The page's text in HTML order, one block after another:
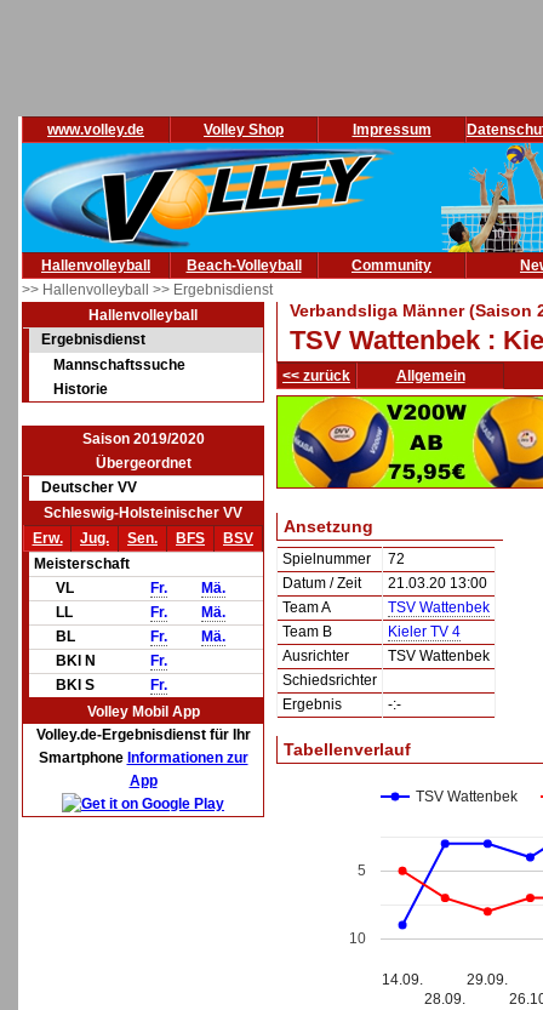
www.volley.de Volley Shop Impressum
Hallenvolleyball Beach-Volleyball Community
>> Hallenvolleyball >> Ergebnisdienst
Hallenvolleyball
Ergebnisdienst
Mannschaftssuche
Historie
Saison 2019/2020
Übergeordnet
Deutscher VV
Schleswig-Holsteinischer VV
Erw.
Jug. Sen. BFS
BSV
Meisterschaft
VL
Fr.
Mä.
LL
Fr.
Mä.
BL
Fr.
Mä.
BKl N
Fr.
BKl S
Fr.
Volley Mobil App
Volley.de-Ergebnisdienst für Ihr
Smartphone Informationen zur
App
Verbandsliga Männer (Saison
TSV Wattenbek :
<< zurück Allgemein
Ansetzung
Spielnummer
72
Datum / Zeit
21.03.20 13:00
Team A
TSV Wattenbek
Team B
Kieler TV 4
Ausrichter
TSV Wattenbek
Schiedsrichter
Ergebnis
-:-
Tabellenverlauf
TSV Wattenbek
14.09.
28.09.
29.09.
5
10